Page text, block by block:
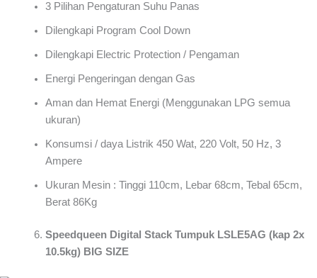
3 Pilihan Pengaturan Suhu Panas
Dilengkapi Program Cool Down
Dilengkapi Electric Protection / Pengaman
Energi Pengeringan dengan Gas
Aman dan Hemat Energi (Menggunakan LPG semua
ukuran)
Konsumsi / daya Listrik 450 Wat, 220 Volt, 50 Hz, 3
Ampere
Ukuran Mesin : Tinggi 110cm, Lebar 68cm, Tebal 65cm,
Berat 86Kg
Speedqueen Digital Stack Tumpuk LSLE5AG (kap 2x
10.5kg) BIG SIZE